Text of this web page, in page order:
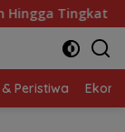
Lomba Masak
Peristiwa